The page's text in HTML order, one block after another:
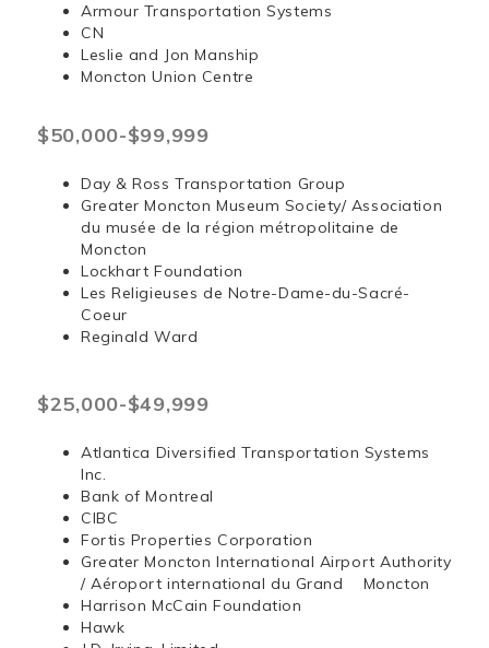
Armour Transportation Systems
CN
Leslie and Jon Manship
Moncton Union Centre
$50,000-$99,999
Day & Ross Transportation Group
Greater Moncton Museum Society/ Association
du musée de la région métropolitaine de
Moncton
Lockhart Foundation
Les Religieuses de Notre-Dame-du-Sacré-
Coeur
Reginald Ward
$25,000-$49,999
Atlantica Diversified Transportation Systems
Inc.
Bank of Montreal
CIBC
Fortis Properties Corporation
Greater Moncton International Airport Authority
/ Aéroport international du Grand Moncton
Harrison McCain Foundation
Hawk